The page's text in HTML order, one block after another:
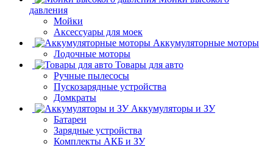
давления
Мойки
Аксессуары для моек
Аккумуляторные моторы
Лодочные моторы
Товары для авто
Ручные пылесосы
Пускозарядные устройства
Домкраты
Аккумуляторы и ЗУ
Батареи
Зарядные устройства
Комплекты АКБ и ЗУ